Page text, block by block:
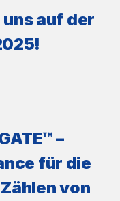
auf der
–
für die
von